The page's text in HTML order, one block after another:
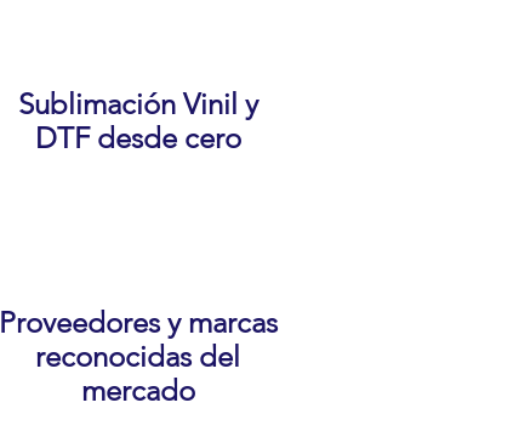
Sublimación Vinil y
DTF desde cero
Proveedores y marcas
reconocidas del
mercado